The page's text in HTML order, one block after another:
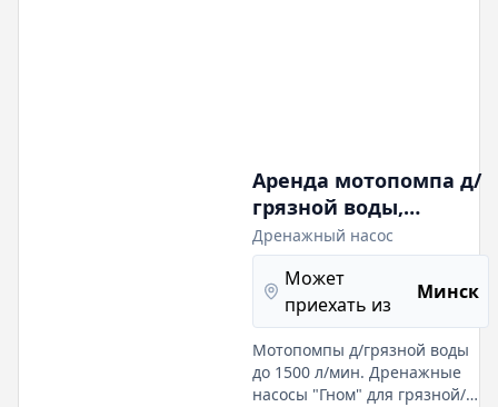
Аренда мотопомпа д/
грязной воды,
дренажный насос
"Гном" для грязной/
чистой воды, насос
"Ручеек'
Дренажный насос
Может
приехать из
Минск
Мотопомпы д/грязной воды
до 1500 л/мин. Дренажные
насосы "Гном" для грязной/